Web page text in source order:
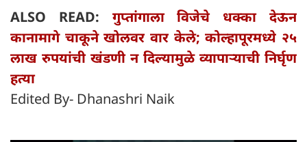
ALSO READ: गुप्तांगाला विजेचे धक्का देऊन
कानामागे चाकूने खोलवर वार केले; कोल्हापूरमध्ये २५
लाख रुपयांची खंडणी न दिल्यामुळे व्यापाऱ्याची निर्घृण
हत्या
Edited By- Dhanashri Naik